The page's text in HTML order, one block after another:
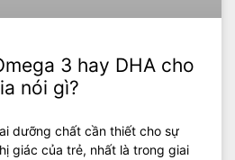
3 hay DHA cho
nói gì?
dưỡng chất cần thiết cho sự
giác của trẻ, nhất là trong giai